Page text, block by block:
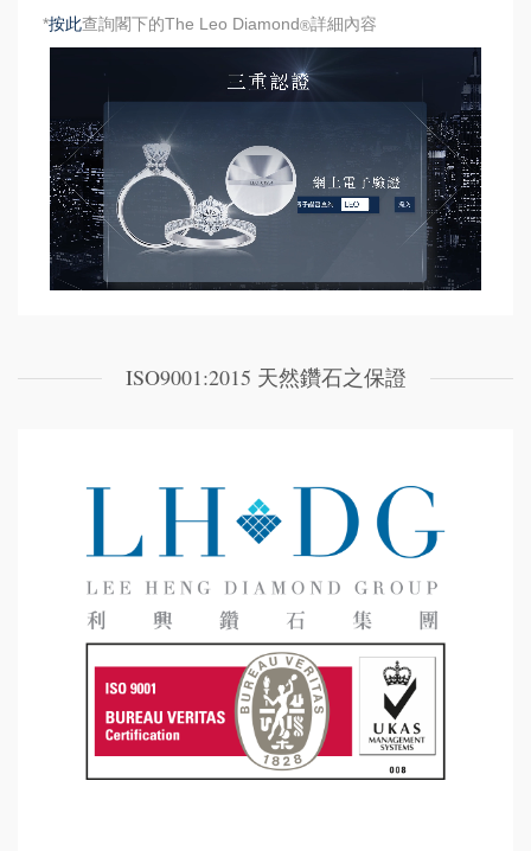
*按此查詢閣下的The Leo Diamond®詳細內容
ISO9001:2015 天然鑽石之保證